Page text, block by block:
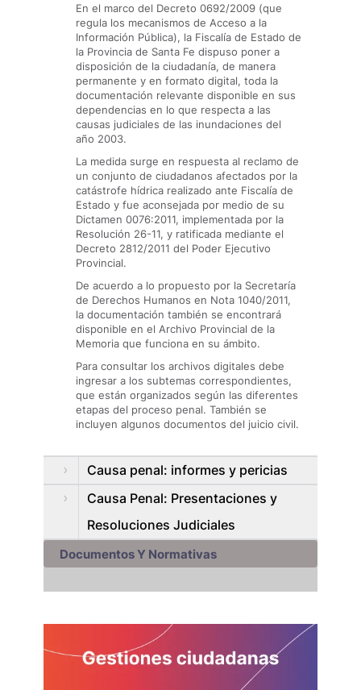
En el marco del Decreto 0692/2009 (que
regula los mecanismos de Acceso a la
Información Pública), la Fiscalía de Estado de
la Provincia de Santa Fe dispuso poner a
disposición de la ciudadanía, de manera
permanente y en formato digital, toda la
documentación relevante disponible en sus
dependencias en lo que respecta a las
causas judiciales de las inundaciones del
año 2003.
La medida surge en respuesta al reclamo de
un conjunto de ciudadanos afectados por la
catástrofe hídrica realizado ante Fiscalía de
Estado y fue aconsejada por medio de su
Dictamen 0076:2011, implementada por la
Resolución 26-11, y ratificada mediante el
Decreto 2812/2011 del Poder Ejecutivo
Provincial.
De acuerdo a lo propuesto por la Secretaría
de Derechos Humanos en Nota 1040/2011,
la documentación también se encontrará
disponible en el Archivo Provincial de la
Memoria que funciona en su ámbito.
Para consultar los archivos digitales debe
ingresar a los subtemas correspondientes,
que están organizados según las diferentes
etapas del proceso penal. También se
incluyen algunos documentos del juicio civil.
Causa penal: informes y pericias
Causa Penal: Presentaciones y
Resoluciones Judiciales
Documentos Y Normativas